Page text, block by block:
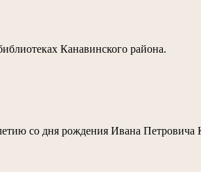
Канавинского района.
со дня рождения Ивана Петровича